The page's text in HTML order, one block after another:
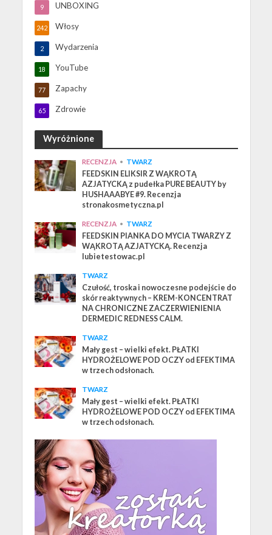
UNBOXING
9
Włosy
242
Wydarzenia
2
YouTube
18
Zapachy
77
Zdrowie
65
Wyróżnione
RECENZJA • TWARZ
FEEDSKIN ELIKSIR Z WĄKROTĄ
AZJATYCKĄ z pudełka PURE BEAUTY by
HUSHAAABYE #9. Recenzja
stronakosmetyczna.pl
RECENZJA • TWARZ
FEEDSKIN PIANKA DO MYCIA TWARZY Z
WĄKROTĄ AZJATYCKĄ. Recenzja
lubietestowac.pl
TWARZ
Czułość, troska i nowoczesne podejście do
skór reaktywnych – KREM-KONCENTRAT
NA CHRONICZNE ZACZERWIENIENIA
DERMEDIC REDNESS CALM.
TWARZ
Mały gest – wielki efekt. PŁATKI
HYDROŻELOWE POD OCZY od EFEKTIMA
w trzech odsłonach.
TWARZ
Mały gest – wielki efekt. PŁATKI
HYDROŻELOWE POD OCZY od EFEKTIMA
w trzech odsłonach.